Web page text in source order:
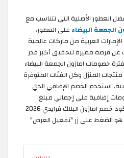
العطور الأصلية التي تتناسب مع
الجمعة البيضاء على العطور،
العربية من ماركات عالمية
فرصة مميزة لتحقيق أكبر قدر
خصومات امازون الجمعة البيضاء
منتجات المنزل وكل الفئات المتوفرة
استخدم الخصم الإضافي الذي
إضافية على إجمالي مبلغ
العملية الشرائية عند تفعيل كود خصم امازون البلاك فرايدي 2026
هو الضغط على زر "تفعيل العرض"